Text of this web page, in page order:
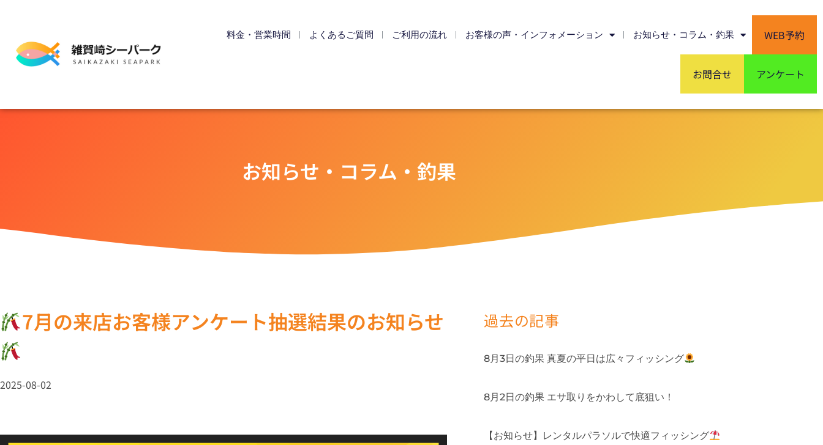
料金・営業時間 よくあるご質問 ご利用の流れ お客様の声・インフォメーション お知らせ・コラム・釣果 WEB予約
お問合せ アンケート
お知らせ・コラム・釣果
7月の来店お客様アンケート抽選結果のお知らせ
2025-08-02
過去の記事
8月3日の釣果 真夏の平日は広々フィッシング
8月2日の釣果 エサ取りをかわして底狙い！
【お知らせ】レンタルパラソルで快適フィッシング